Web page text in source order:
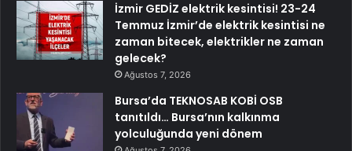
İzmir GEDİZ elektrik kesintisi! 23-24
Temmuz İzmir’de elektrik kesintisi ne
zaman bitecek, elektrikler ne zaman
gelecek?
Ağustos 7, 2026
Bursa’da TEKNOSAB KOBİ OSB
tanıtıldı… Bursa’nın kalkınma
yolculuğunda yeni dönem